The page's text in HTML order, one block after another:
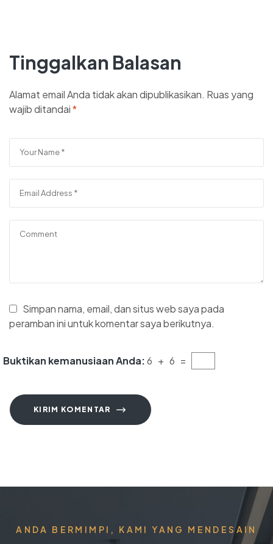
Tinggalkan Balasan
Alamat email Anda tidak akan dipublikasikan. Ruas yang
wajib ditandai*
Simpan nama, email, dan situs web saya pada
peramban ini untuk komentar saya berikutnya.
Buktikan kemanusiaan Anda:6 + 6 =
KIRIM KOMENTAR
ANDA BERMIMPI, KAMI YANG MENDESAIN